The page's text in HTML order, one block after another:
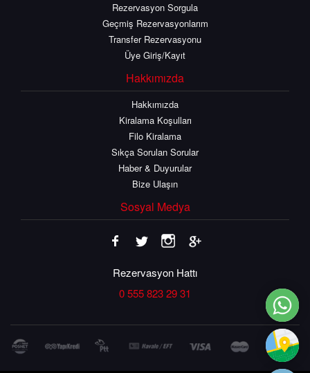
Rezervasyon Sorgula
Geçmiş Rezervasyonlarım
Transfer Rezervasyonu
Üye Giriş/Kayıt
Hakkımızda
Hakkımızda
Kiralama Koşulları
Filo Kiralama
Sıkça Sorulan Sorular
Haber & Duyurular
Bize Ulaşın
Sosyal Medya
Rezervasyon Hattı
0 555 823 29 31